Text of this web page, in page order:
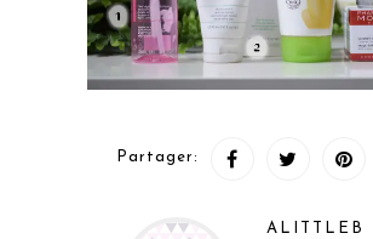
Partager:
ALITTLEB